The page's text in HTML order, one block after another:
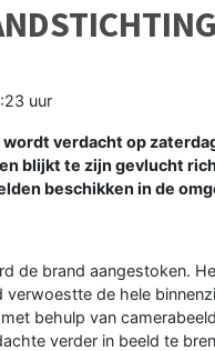
uur
wordt verdacht op
blijkt te zijn gevlucht
beschikken in de
de brand aangestoken.
de hele
behulp van
verder in beeld te